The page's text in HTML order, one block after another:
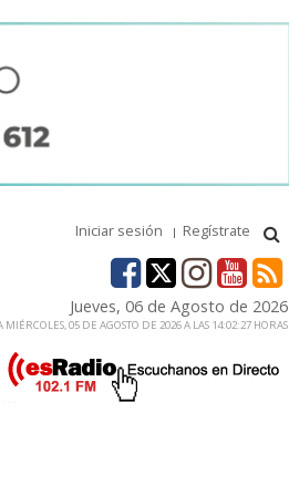
Iniciar sesión Regístrate
Jueves, 06 de Agosto de 2026
05 DE AGOSTO DE 2026 A LAS 14:02:27 HORAS